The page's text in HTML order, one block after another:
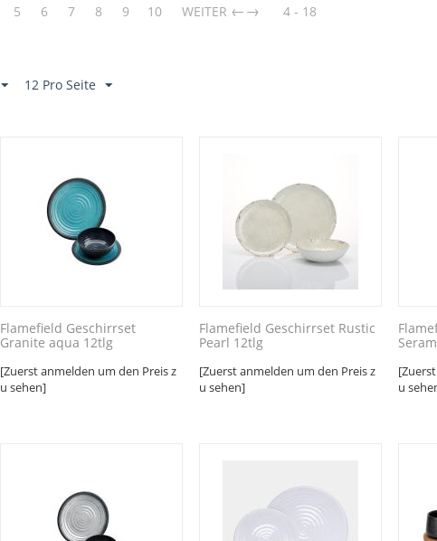
5 6 7 8 9 10 WEITER → 4 - 18
12 Pro Seite
Flamefield Geschirrset
Granite aqua 12tlg
[Zuerst anmelden um den Preis z
u sehen]
Flamefield Geschirrset Rustic
Pearl 12tlg
[Zuerst anmelden um den Preis z
u sehen]
u